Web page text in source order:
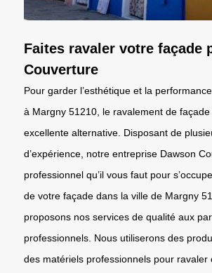
Faites ravaler votre façade
Couverture
Pour garder l’esthétique et la
à Margny 51210, le ravalement de
excellente alternative. Disposant de
d’expérience, notre entreprise Dawson
professionnel qu’il vous faut pour
de votre façade dans la ville de Margny
proposons nos services de qualité aux
professionnels. Nous utiliserons des
des matériels professionnels pour ravaler